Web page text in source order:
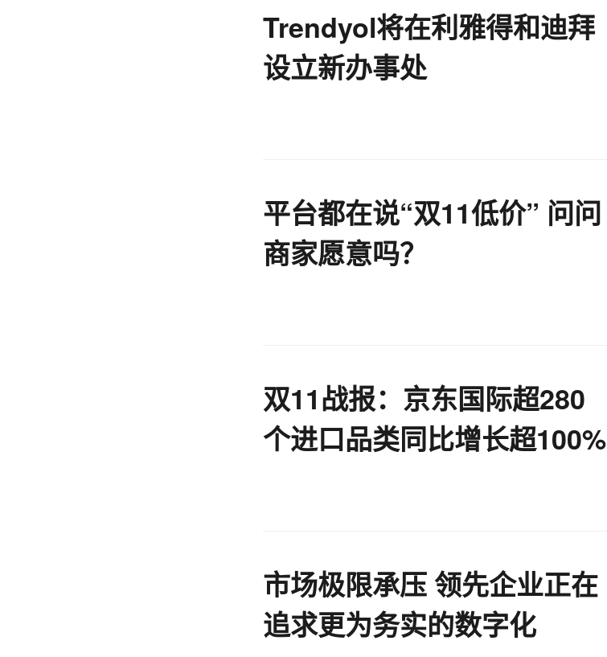
Trendyol将在利雅得和迪拜
设立新办事处
平台都在说“双11低价” 问问
商家愿意吗？
双11战报：京东国际超280
个进口品类同比增长超100%
市场极限承压 领先企业正在
追求更为务实的数字化